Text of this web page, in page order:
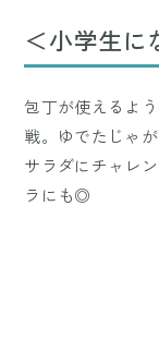
＜小学生に
包丁が使えるよ
戦。ゆでたじゃ
サラダにチャレ
ラにも◎